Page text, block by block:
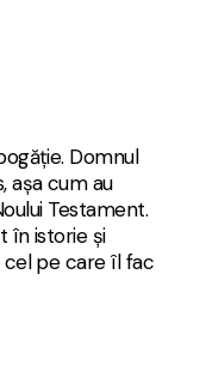
Domnul
așa cum au
Testament.
în istorie și
pe care îl fac